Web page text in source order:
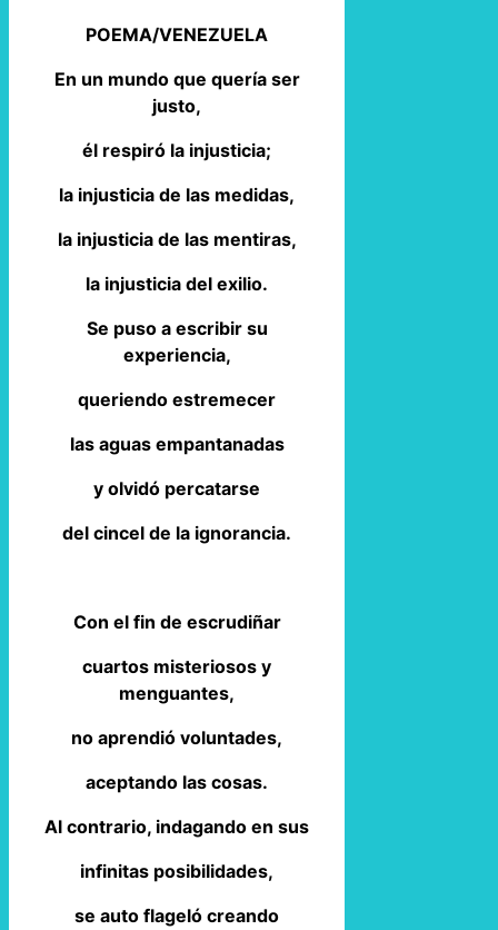
POEMA/VENEZUELA
En un mundo que quería ser
justo,
él respiró la injusticia;
la injusticia de las medidas,
la injusticia de las mentiras,
la injusticia del exilio.
Se puso a escribir su
experiencia,
queriendo estremecer
las aguas empantanadas
y olvidó percatarse
del cincel de la ignorancia.
Con el fin de escrudiñar
cuartos misteriosos y
menguantes,
no aprendió voluntades,
aceptando las cosas.
Al contrario, indagando en sus
infinitas posibilidades,
se auto flageló creando